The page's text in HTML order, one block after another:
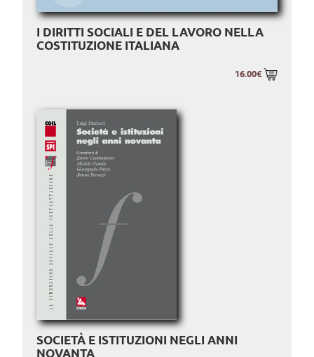
I DIRITTI SOCIALI E DEL LAVORO NELLA
COSTITUZIONE ITALIANA
16.00€
SOCIETÀ E ISTITUZIONI NEGLI ANNI
NOVANTA